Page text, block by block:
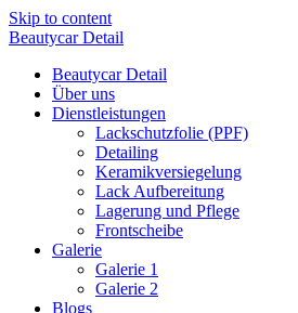
Skip to content
Beautycar Detail
Beautycar Detail
Über uns
Dienstleistungen
Lackschutzfolie (PPF)
Detailing
Keramikversiegelung
Lack Aufbereitung
Lagerung und Pflege
Frontscheibe
Galerie
Galerie 1
Galerie 2
Blogs